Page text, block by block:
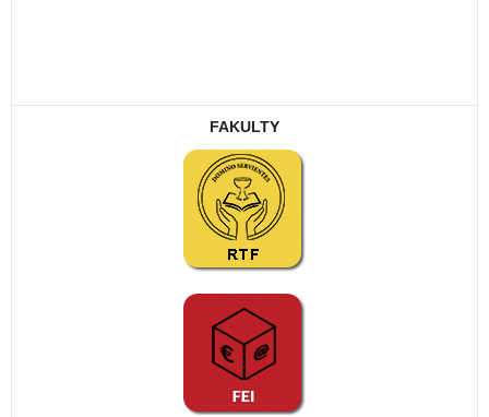
FAKULTY